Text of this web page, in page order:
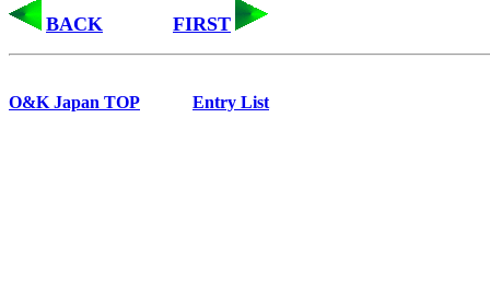
BACK FIRST
O&K Japan TOP Entry List